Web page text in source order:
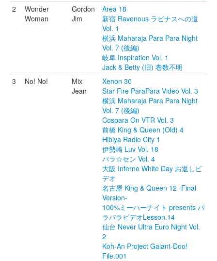
2
Wonder
Woman
Gordon
Jim
Area 18
新宿 Ravenous ラビナスへの道
Vol. 1
横浜 Maharaja Para Para Night
Vol. 7 (後編)
岐阜 Inspiration Vol. 1
Jack & Betty (旧) 巻数不明
3
No! No!
Mix
Jean
Xenon 30
Star Fire ParaPara Video Vol. 3
横浜 Maharaja Para Para Night
Vol. 7 (後編)
Cospara On VTR Vol. 3
前橋 King & Queen (Old) 4
Hibiya Radio City 1
伊勢崎 Luv Vol. 18
パラ☆セン Vol. 4
大阪 Inferno White Day お返しビ
デオ
名古屋 King & Queen 12 -Final
Version-
100%ミーハーナイト presents パ
ラパラビデオLesson.14
仙台 Never Ultra Euro Night Vol.
2
Koh-An Project Galant-Doo!
File.001